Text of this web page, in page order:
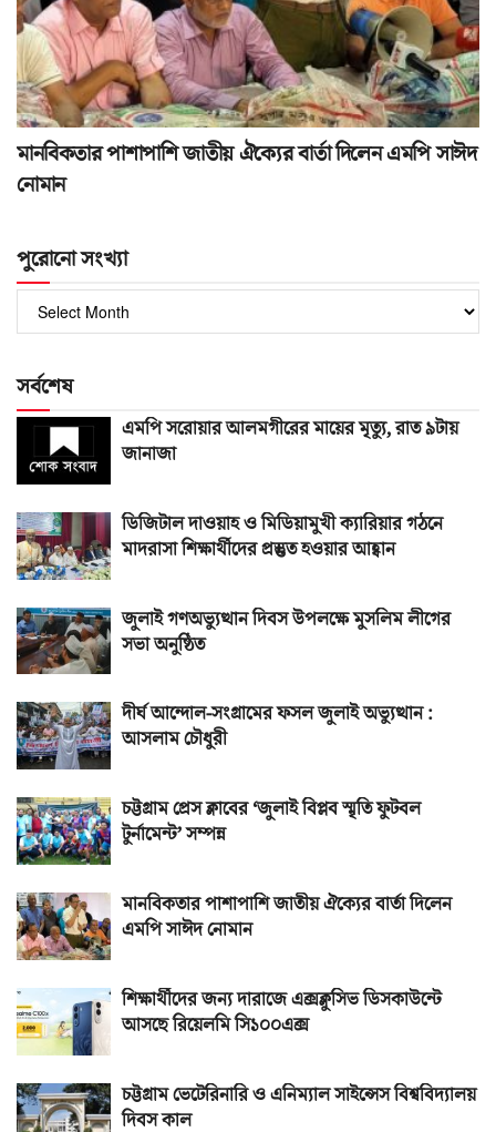
মানবিকতার পাশাপাশি জাতীয় ঐক্যের বার্তা দিলেন এমপি সাঈদ
নোমান
পুরোনো সংখ্যা
পুরোনো
সংখ্যা
সর্বশেষ
এমপি সরোয়ার আলমগীরের মায়ের মৃত্যু, রাত ৯টায়
জানাজা
ডিজিটাল দাওয়াহ ও মিডিয়ামুখী ক্যারিয়ার গঠনে
মাদরাসা শিক্ষার্থীদের প্রস্তুত হওয়ার আহ্বান
জুলাই গণঅভ্যুত্থান দিবস উপলক্ষে মুসলিম লীগের
সভা অনুষ্ঠিত
দীর্ঘ আন্দোল-সংগ্রামের ফসল জুলাই অভ্যুত্থান :
আসলাম চৌধুরী
চট্টগ্রাম প্রেস ক্লাবের ‘জুলাই বিপ্লব স্মৃতি ফুটবল
টুর্নামেন্ট’ সম্পন্ন
মানবিকতার পাশাপাশি জাতীয় ঐক্যের বার্তা দিলেন
এমপি সাঈদ নোমান
শিক্ষার্থীদের জন্য দারাজে এক্সক্লুসিভ ডিসকাউন্টে
আসছে রিয়েলমি সি১০০এক্স
চট্টগ্রাম ভেটেরিনারি ও এনিম্যাল সাইন্সেস বিশ্ববিদ্যালয়
দিবস কাল